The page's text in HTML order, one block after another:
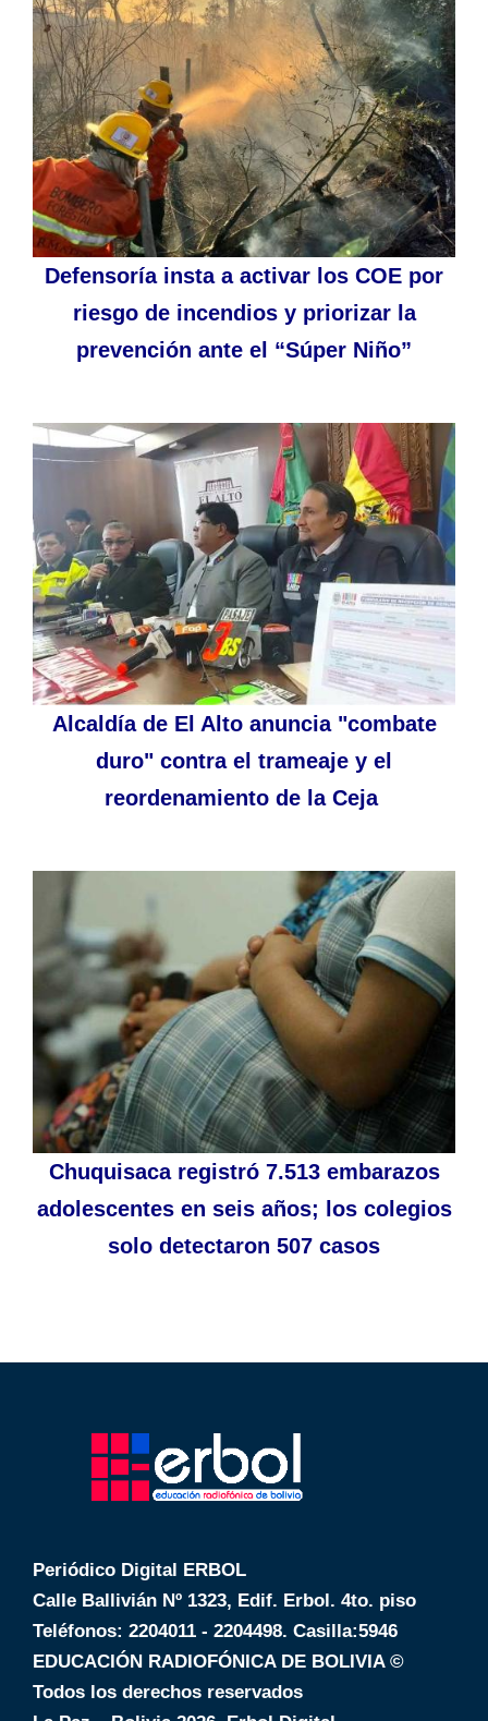
Defensoría insta a activar los COE por
riesgo de incendios y priorizar la
prevención ante el “Súper Niño”
Alcaldía de El Alto anuncia "combate
duro" contra el trameaje y el
reordenamiento de la Ceja
Chuquisaca registró 7.513 embarazos
adolescentes en seis años; los colegios
solo detectaron 507 casos
Periódico Digital ERBOL
Calle Ballivián Nº 1323, Edif. Erbol. 4to. piso
Teléfonos: 2204011 - 2204498. Casilla:5946
EDUCACIÓN RADIOFÓNICA DE BOLIVIA ©
Todos los derechos reservados